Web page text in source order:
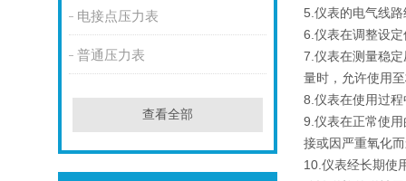
电接点压力表
普通压力表
查看全部
5.仪表的电气线
6.仪表在调整设
7.仪表在测量稳
量时，允许使用
8.仪表在使用过
9.仪表在正常使
接或因严重氧化
10.仪表经长期使